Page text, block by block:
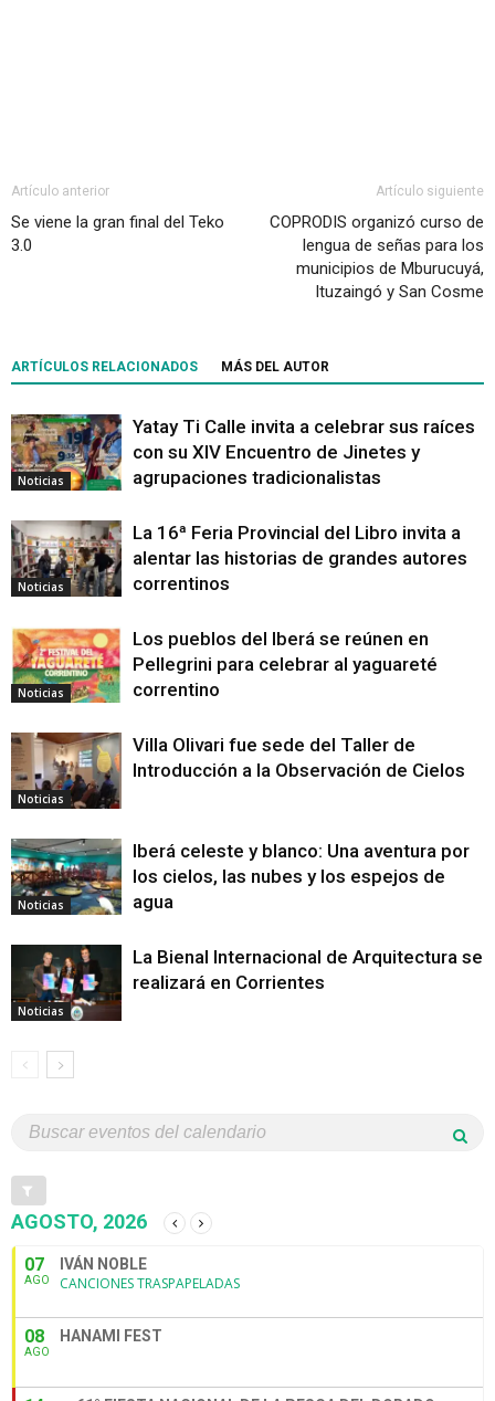
Artículo anterior
Se viene la gran final del Teko
3.0
Artículo siguiente
COPRODIS organizó curso de
lengua de señas para los
municipios de Mburucuyá,
Ituzaingó y San Cosme
ARTÍCULOS RELACIONADOS MÁS DEL AUTOR
Noticias
Yatay Ti Calle invita a celebrar sus raíces
con su XIV Encuentro de Jinetes y
agrupaciones tradicionalistas
Noticias
La 16ª Feria Provincial del Libro invita a
alentar las historias de grandes autores
correntinos
Noticias
Los pueblos del Iberá se reúnen en
Pellegrini para celebrar al yaguareté
correntino
Noticias
Villa Olivari fue sede del Taller de
Introducción a la Observación de Cielos
Noticias
Iberá celeste y blanco: Una aventura por
los cielos, las nubes y los espejos de
agua
Noticias
La Bienal Internacional de Arquitectura se
realizará en Corrientes
AGOSTO, 2026
07
AGO
IVÁN NOBLE
CANCIONES TRASPAPELADAS
08
AGO
HANAMI FEST